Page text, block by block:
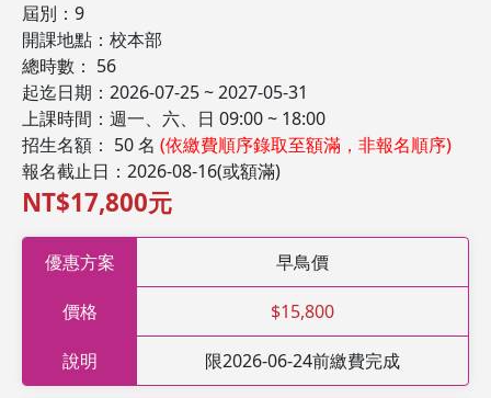
屆別：9
開課地點：校本部
總時數： 56
起迄日期：2026-07-25 ~ 2027-05-31
上課時間：週一、六、日 09:00 ~ 18:00
招生名額： 50 名 (依繳費順序錄取至額滿，非報名順序)
報名截止日：2026-08-16(或額滿)
NT$17,800元
優惠方案 早鳥價
價格 $15,800
說明 限2026-06-24前繳費完成